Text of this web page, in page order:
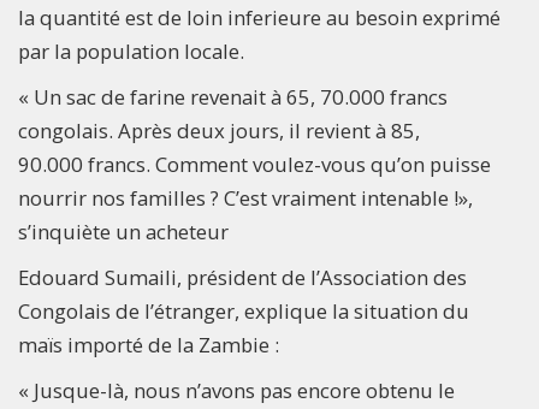
la quantité est de loin inferieure au besoin exprimé
par la population locale.
« Un sac de farine revenait à 65, 70.000 francs
congolais. Après deux jours, il revient à 85,
90.000 francs. Comment voulez-vous qu’on puisse
nourrir nos familles ? C’est vraiment intenable !»,
s’inquiète un acheteur
Edouard Sumaili, président de l’Association des
Congolais de l’étranger, explique la situation du
maïs importé de la Zambie :
« Jusque-là, nous n’avons pas encore obtenu le